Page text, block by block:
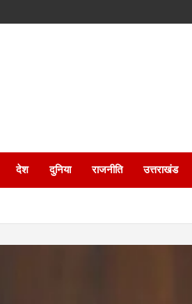
देश दुनिया राजनीति उत्तराखंड